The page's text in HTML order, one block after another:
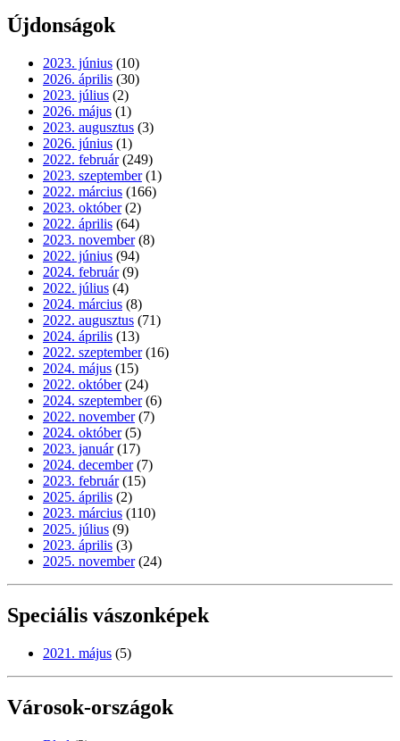
Újdonságok
2023. június (10)
2026. április (30)
2023. július (2)
2026. május (1)
2023. augusztus (3)
2026. június (1)
2022. február (249)
2023. szeptember (1)
2022. március (166)
2023. október (2)
2022. április (64)
2023. november (8)
2022. június (94)
2024. február (9)
2022. július (4)
2024. március (8)
2022. augusztus (71)
2024. április (13)
2022. szeptember (16)
2024. május (15)
2022. október (24)
2024. szeptember (6)
2022. november (7)
2024. október (5)
2023. január (17)
2024. december (7)
2023. február (15)
2025. április (2)
2023. március (110)
2025. július (9)
2023. április (3)
2025. november (24)
Speciális vászonképek
2021. május (5)
Városok-országok